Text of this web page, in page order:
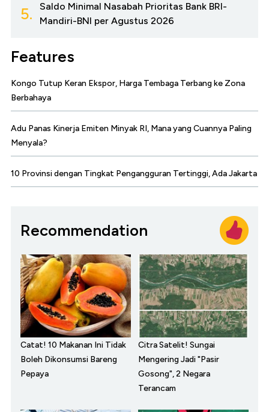
5.
Saldo Minimal Nasabah Prioritas Bank BRI-
Mandiri-BNI per Agustus 2026
Features
Kongo Tutup Keran Ekspor, Harga Tembaga Terbang ke Zona
Berbahaya
Adu Panas Kinerja Emiten Minyak RI, Mana yang Cuannya Paling
Menyala?
10 Provinsi dengan Tingkat Pengangguran Tertinggi, Ada Jakarta
Recommendation
Catat! 10 Makanan Ini Tidak
Boleh Dikonsumsi Bareng
Pepaya
Citra Satelit! Sungai
Mengering Jadi "Pasir
Gosong", 2 Negara
Terancam